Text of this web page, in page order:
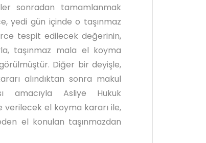
sonradan tamamlanmak
yedi gün içinde o taşınmaz
tespit edilecek değerinin,
taşınmaz mala el koyma
Diğer bir deyişle,
alındıktan sonra makul
amacıyla Asliye Hukuk
verilecek el koyma kararı ile,
el konulan taşınmazdan